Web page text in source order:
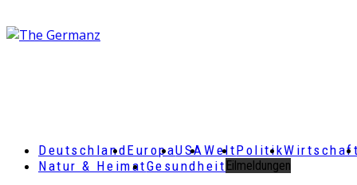
DeutschlandEuropaUSAWeltPolitikWirtschaft
Natur & HeimatGesundheit Eilmeldungen